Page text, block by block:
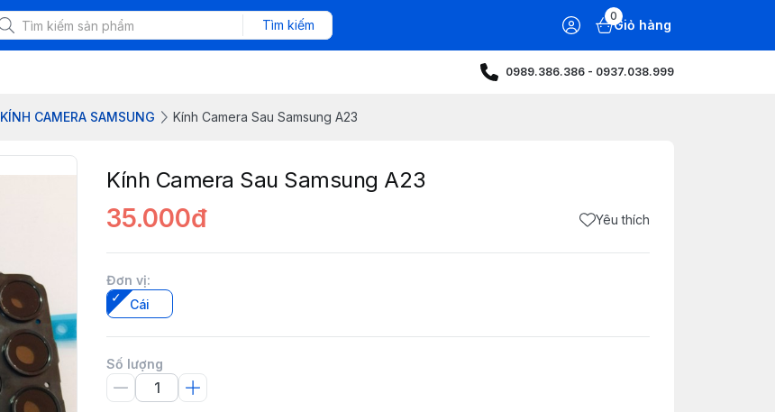
Tìm kiếm
0
Giỏ hàng
0989.386.386 - 0937.038.999
KÍNH CAMERA SAMSUNG Kính Camera Sau Samsung A23
Kính Camera Sau Samsung A23
35.000đ Yêu thích
Đơn vị:
Cái
Số lượng